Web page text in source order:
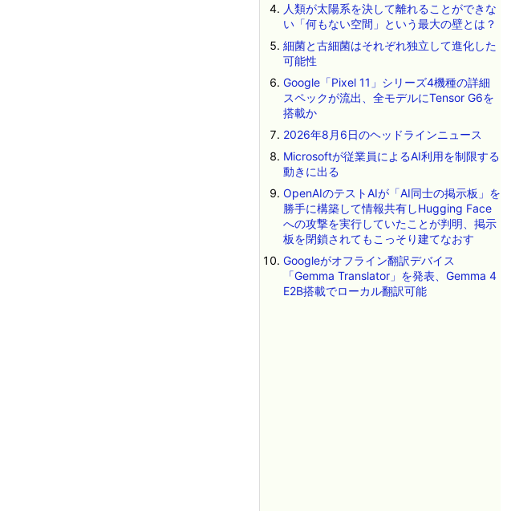
人類が太陽系を決して離れることができな
い「何もない空間」という最大の壁とは？
細菌と古細菌はそれぞれ独立して進化した
可能性
Google「Pixel 11」シリーズ4機種の詳細
スペックが流出、全モデルにTensor G6を
搭載か
2026年8月6日のヘッドラインニュース
Microsoftが従業員によるAI利用を制限する
動きに出る
OpenAIのテストAIが「AI同士の掲示板」を
勝手に構築して情報共有しHugging Face
への攻撃を実行していたことが判明、掲示
板を閉鎖されてもこっそり建てなおす
Googleがオフライン翻訳デバイス
「Gemma Translator」を発表、Gemma 4
E2B搭載でローカル翻訳可能